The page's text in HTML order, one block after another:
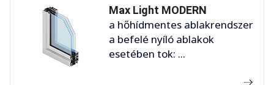
Max Light MODERN
a hőhídmentes ablakrendszer
a befelé nyíló ablakok
esetében tok: ...